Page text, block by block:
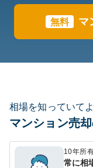
無料 マ
相場を知っていて
マンション売
10年所
常に相